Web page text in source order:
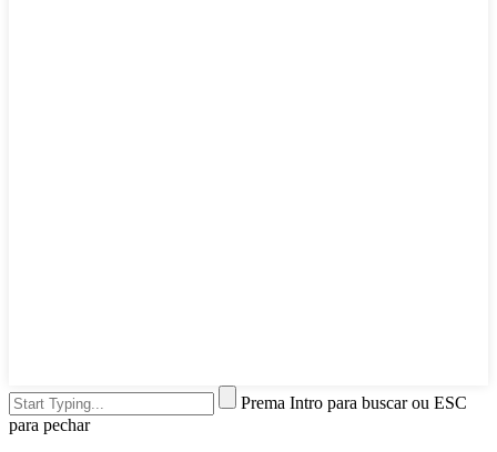
Prema Intro para buscar ou ESC
para pechar